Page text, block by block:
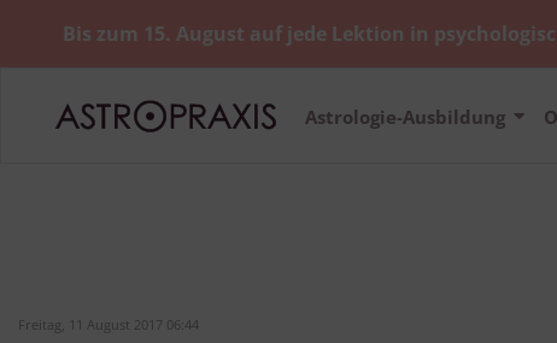
Bis zum 15. August auf jede Lektion in
Astrologie-Ausbildung
Freitag, 11 August 2017 06:44